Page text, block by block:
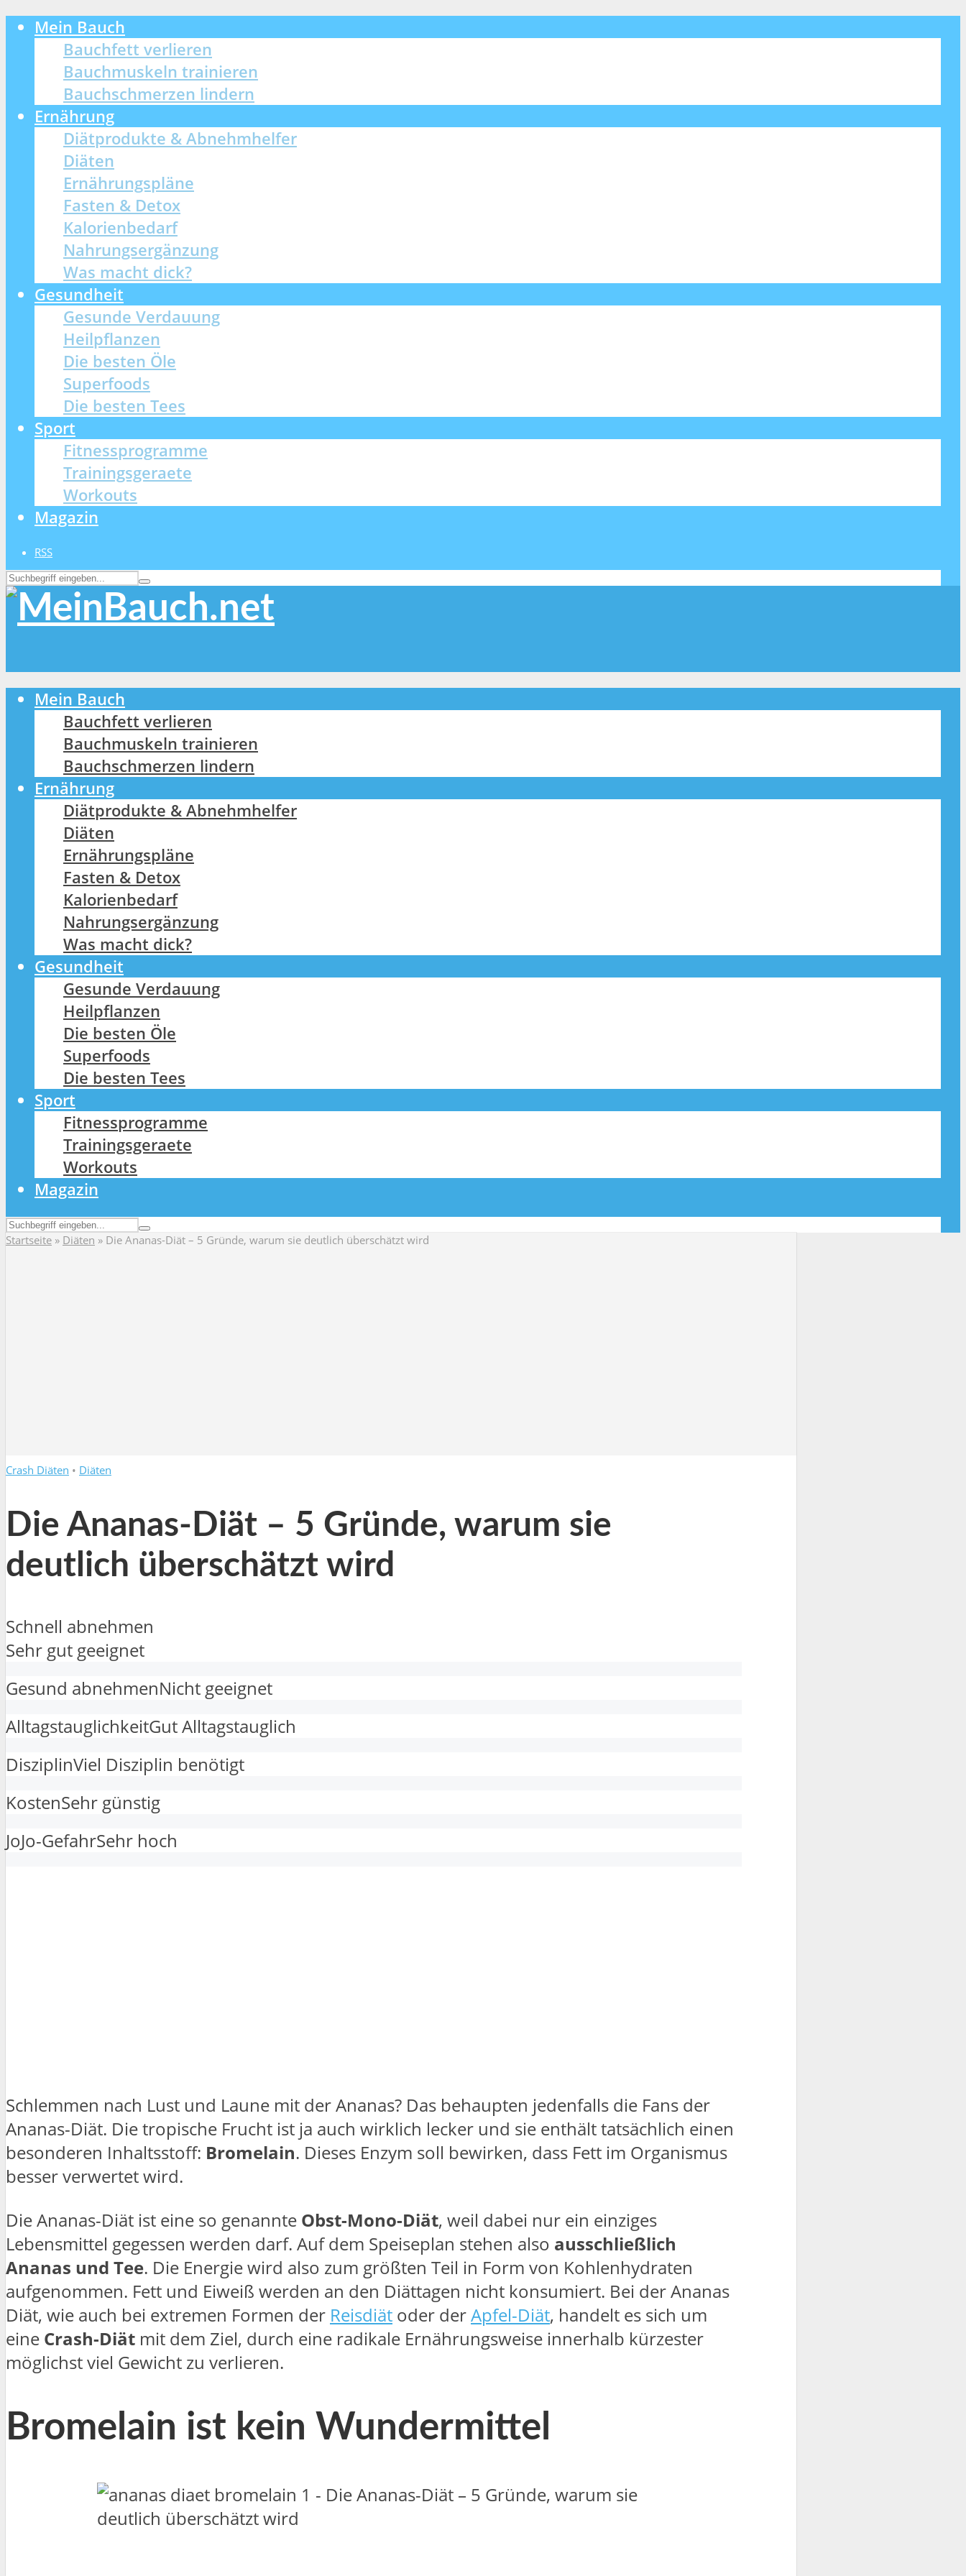
Mein Bauch
Bauchfett verlieren
Bauchmuskeln trainieren
Bauchschmerzen lindern
Ernährung
Diätprodukte & Abnehmhelfer
Diäten
Ernährungspläne
Fasten & Detox
Kalorienbedarf
Nahrungsergänzung
Was macht dick?
Gesundheit
Gesunde Verdauung
Heilpflanzen
Die besten Öle
Superfoods
Die besten Tees
Sport
Fitnessprogramme
Trainingsgeraete
Workouts
Magazin
RSS
Mein Bauch
Bauchfett verlieren
Bauchmuskeln trainieren
Bauchschmerzen lindern
Ernährung
Diätprodukte & Abnehmhelfer
Diäten
Ernährungspläne
Fasten & Detox
Kalorienbedarf
Nahrungsergänzung
Was macht dick?
Gesundheit
Gesunde Verdauung
Heilpflanzen
Die besten Öle
Superfoods
Die besten Tees
Sport
Fitnessprogramme
Trainingsgeraete
Workouts
Magazin
Startseite » Diäten » Die Ananas-Diät – 5 Gründe, warum sie deutlich überschätzt wird
Crash Diäten • Diäten
Die Ananas-Diät – 5 Gründe, warum sie
deutlich überschätzt wird
Schnell abnehmen
Sehr gut geeignet
Gesund abnehmenNicht geeignet
AlltagstauglichkeitGut Alltagstauglich
DisziplinViel Disziplin benötigt
KostenSehr günstig
JoJo-GefahrSehr hoch
Schlemmen nach Lust und Laune mit der Ananas? Das behaupten jedenfalls die Fans der
Ananas-Diät. Die tropische Frucht ist ja auch wirklich lecker und sie enthält tatsächlich einen
besonderen Inhaltsstoff: Bromelain. Dieses Enzym soll bewirken, dass Fett im Organismus
besser verwertet wird.
Die Ananas-Diät ist eine so genannte Obst-Mono-Diät, weil dabei nur ein einziges
Lebensmittel gegessen werden darf. Auf dem Speiseplan stehen also ausschließlich
Ananas und Tee. Die Energie wird also zum größten Teil in Form von Kohlenhydraten
aufgenommen. Fett und Eiweiß werden an den Diättagen nicht konsumiert. Bei der Ananas
Diät, wie auch bei extremen Formen der Reisdiät oder derApfel-Diät, handelt es sich um
eine Crash-Diät mit dem Ziel, durch eine radikale Ernährungsweise innerhalb kürzester
möglichst viel Gewicht zu verlieren.
Bromelain ist kein Wundermittel